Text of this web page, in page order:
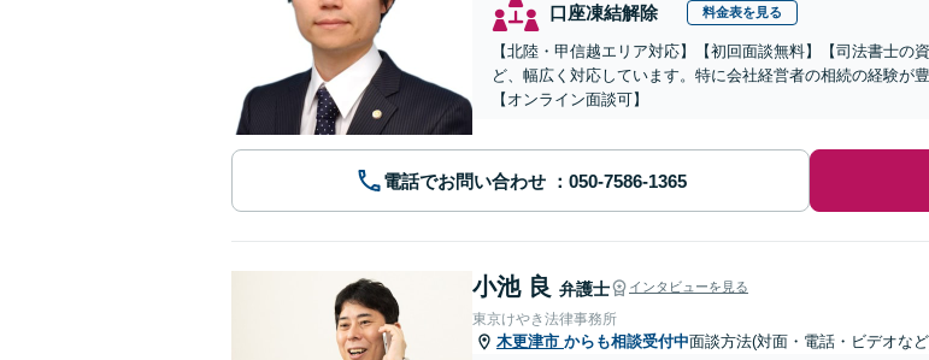
口座凍結解除 料金表を見る
【北陸・甲信越エリア対応】【初回面談無料】【司法書士
ど、幅広く対応しています。特に会社経営者の相続の経験が
【オンライン面談可】
電話でお問い合わせ
小池 良 弁護士 インタビューを見る
東京けやき法律事務所
木更津市 からも相談受付中面談方法(対面・電話・ビデオな